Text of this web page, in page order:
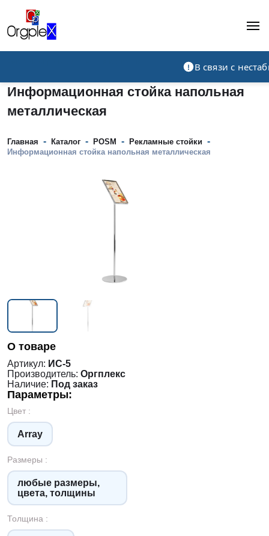
В связи с
Информационная стойка напольная
металлическая
Главная - Каталог - POSM - Рекламные стойки -
Информационная стойка напольная металлическая
О товаре
Артикул: ИС-5
Производитель: Оргплекс
Наличие: Под заказ
Параметры:
Цвет :
Array
Размеры :
любые размеры,
цвета, толщины
Толщина :